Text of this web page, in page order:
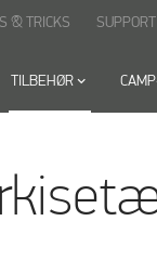
TILBEHØR keyboard_arrow_down
& TRICKS SUPPORT